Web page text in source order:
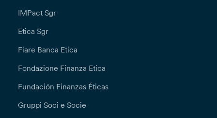
IMPact Sgr
Etica Sgr
Fiare Banca Etica
Fondazione Finanza Etica
Fundación Finanzas Éticas
Gruppi Soci e Socie